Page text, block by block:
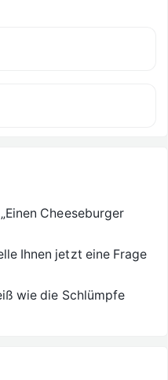
Cheeseburger
Ihnen jetzt eine Frage
wie die Schlümpfe